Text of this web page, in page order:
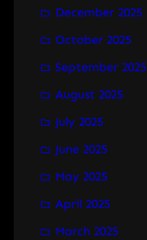
December 2025
October 2025
September 2025
August 2025
July 2025
June 2025
May 2025
April 2025
March 2025